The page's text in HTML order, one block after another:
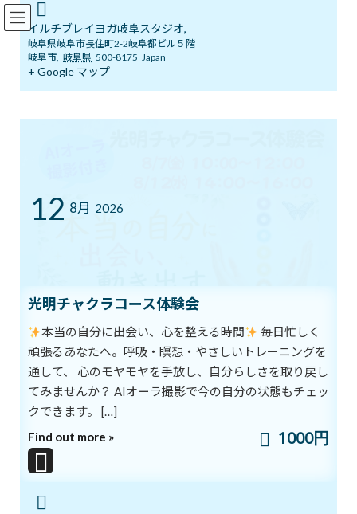
コ
ン
ナ
ビ
イルチブレインヨガ岐阜スタジオ
呼吸の大切さを知りました
体験レッスンの日の夜は、すごく熟睡できたのが印象的でした。
そして、レッスンの回数を重ねていくたびに、「呼吸法」の大切
さを知りました。今までの自分の呼吸がすごく浅くて、腹式呼吸
を全然していなかったことがよく分かりました。
もともと仕事などのストレスで胃が痛くなることが多く、今でも
薬を服用しています。こうした体調不良の原点も、呼吸にあった
のですね。ふだん何も考えずに行っている呼吸の大切さをひしひ
しと感じています。
→元気で美しい体になる→ダイエットにもなる！もっと美しく元
イルチブレイヨガ岐阜スタジオ,
岐阜県岐阜市長住町2-2岐阜都ビル５階
岐阜市, 岐阜県 500-8175 Japan
+ Google マップ
12 8月 2026
光明チャクラコース体験会
本当の自分に出会い、心を整える時間
毎日忙しく
頑張るあなたへ。呼吸・瞑想・やさしいトレーニングを
通して、 心のモヤモヤを手放し、自分らしさを取り戻し
てみませんか？ AIオーラ撮影で今の自分の状態もチェッ
クできます。 […]
Find out more »
1000円